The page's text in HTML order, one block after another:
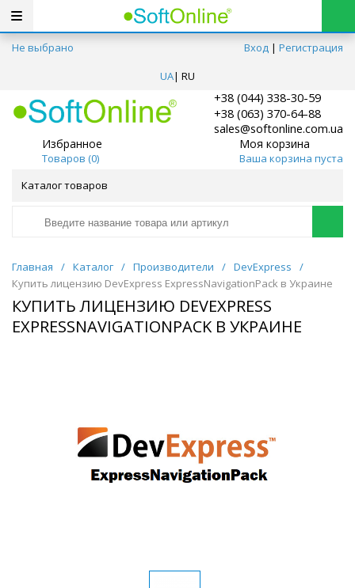
Не выбрано Вход | Регистрация
UA| RU
+38 (044) 338-30-59
+38 (063) 370-64-88
sales@softonline.com.ua
Избранное
Товаров (0)
Моя корзина
Ваша корзина пуста
Каталог товаров
Главная / Каталог / Производители / DevExpress
/
Купить лицензию DevExpress ExpressNavigationPack в Украине
КУПИТЬ ЛИЦЕНЗИЮ DEVEXPRESS
EXPRESSNAVIGATIONPACK В УКРАИНЕ